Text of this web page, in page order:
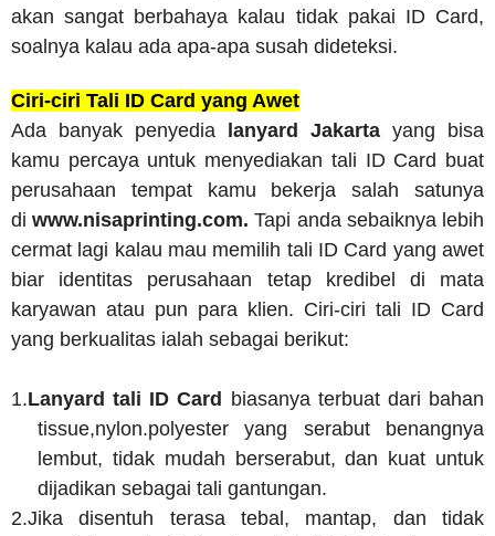
akan sangat berbahaya kalau tidak pakai ID Card,
soalnya kalau ada apa-apa susah dideteksi.
Ciri-ciri Tali ID Card yang Awet
Ada banyak penyedia
lanyard Jakarta yang bisa
kamu percaya untuk menyediakan tali ID Card buat
perusahaan tempat kamu bekerja salah satunya
di www.nisaprinting.com. Tapi anda sebaiknya lebih
cermat lagi kalau mau memilih tali ID Card yang awet
biar identitas perusahaan tetap kredibel di mata
karyawan atau pun para klien. Ciri-ciri tali ID Card
yang berkualitas ialah sebagai berikut:
1.Lanyard tali ID Card
biasanya terbuat dari bahan
tissue,nylon.polyester yang serabut benangnya
lembut, tidak mudah berserabut, dan kuat untuk
dijadikan sebagai tali gantungan.
2.Jika disentuh terasa tebal, mantap, dan tidak